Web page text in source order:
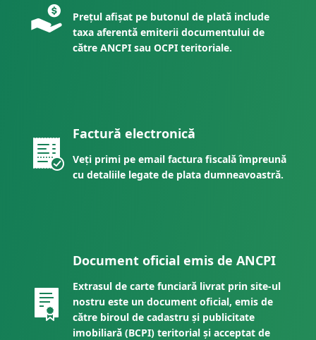
Prețul afișat pe butonul de plată include
taxa aferentă emiterii documentului de
către ANCPI sau OCPI teritoriale.
Factură electronică
Veți primi pe email factura fiscală împreună
cu detaliile legate de plata dumneavoastră.
Document oficial emis de ANCPI
Extrasul de carte funciară livrat prin site-ul
nostru este un document oficial, emis de
către biroul de cadastru și publicitate
imobiliară (BCPI) teritorial și acceptat de